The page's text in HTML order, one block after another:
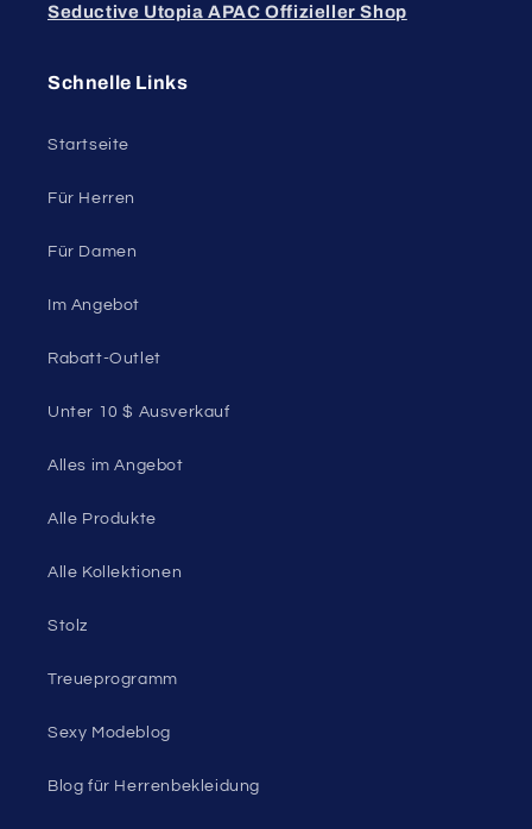
Seductive Utopia APAC Offizieller Shop
Schnelle Links
Startseite
Für Herren
Für Damen
Im Angebot
Rabatt-Outlet
Unter 10 $ Ausverkauf
Alles im Angebot
Alle Produkte
Alle Kollektionen
Stolz
Treueprogramm
Sexy Modeblog
Blog für Herrenbekleidung